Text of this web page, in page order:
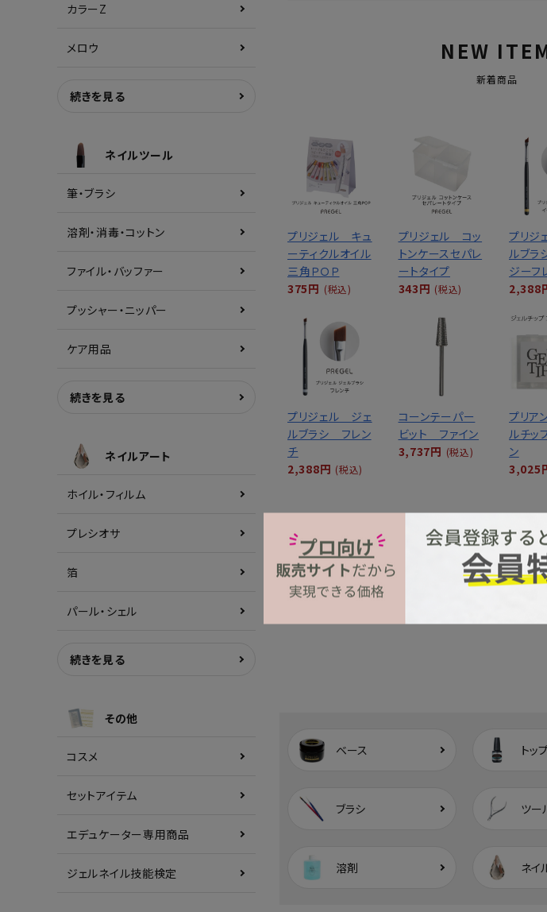
カラーZ
メロウ
続きを見る
ネイルツール
筆・ブラシ
溶剤・消毒・コットン
ファイル・バッファー
プッシャー・ニッパー
ケア用品
続きを見る
ネイルアート
ホイル・フィルム
プレシオサ
箔
パール・シェル
続きを見る
その他
コスメ
セットアイテム
エデュケーター専用商品
ジェルネイル技能検定
NEW
新着商品
プリジェル キュ
ーティクルオイル
三角ＰＯＰ
375円 (税込)
プリジェル コッ
トンケースセパレ
ートタイプ
343円 (税込)
プリジ
ルブ
ジーフ
2,388
プリジェル ジェ
ルブラシ フレン
チ
2,388円 (税込)
コーンテーパー
ビット ファイン
3,737円 (税込)
プリア
ルチッ
ン
3,025
MORE
ベース トッ
ブラシ ツー
溶剤 ネイ